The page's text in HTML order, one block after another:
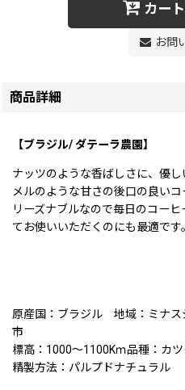
カー
お問
商品詳細
【ブラジル/ ダテーラ農園】
ナッツのような香ばしさに、優
メルのような甘さの後口の良いコ
リーズナブルなので毎日のコー
てお使いいただくのにも最適です。
原産国：ブラジル 地域：ミナ
市
標高：1000〜1100Kｍ品種：カ
精製方法：パルプドナチュラ